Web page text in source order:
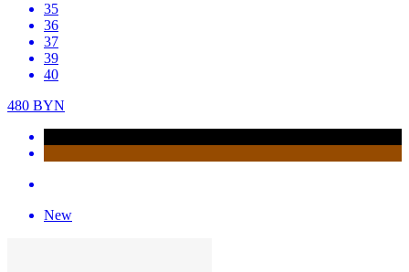
35
36
37
39
40
480 BYN
New